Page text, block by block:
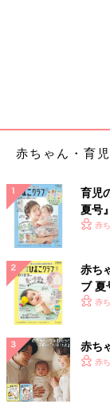
よく見ていて、た
イハイしながら
ロ舐めるのを見て
やめさせなければ
赤ちゃん・育
育児
夏号
いっ
赤
赤ち
ブ 夏
く！
赤
赤ち
赤